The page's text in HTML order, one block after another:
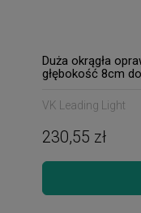
Duża okrągła
głębokość 8cm
VK Leading Light
230,55 zł